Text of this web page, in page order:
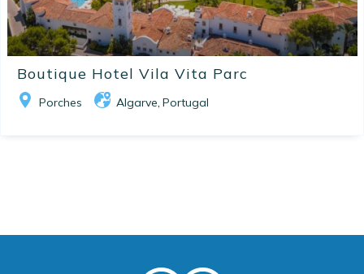
Boutique Hotel Vila Vita Parc
Porches Algarve, Portugal